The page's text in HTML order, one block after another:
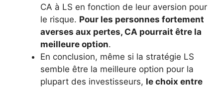
CA à LS en fonction de leur aversion pour
le risque. Pour les personnes fortement
averses aux pertes, CA pourrait être la
meilleure option.
En conclusion, même si la stratégie LS
semble être la meilleure option pour la
plupart des investisseurs, le choix entre